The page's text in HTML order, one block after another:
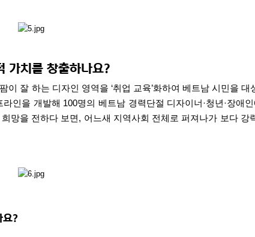
가치를 창출하나요?
이 잘 하는 디자인 영역을 ‘취업 교육’화하여 베트남 시민을 대
라인을 개발해 100명의 베트남 경력단절 디자이너 ·청년·장애
망을 전하다 보면 , 어느새 지역사회 전체로 퍼져나가 보다 강
요?